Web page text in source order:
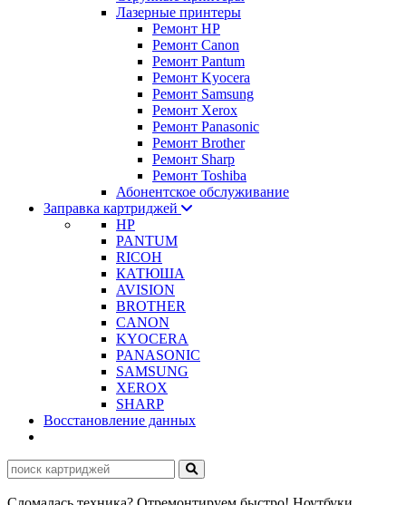
Лазерные принтеры
Ремонт HP
Ремонт Canon
Ремонт Pantum
Ремонт Kyocera
Ремонт Samsung
Ремонт Xerox
Ремонт Panasonic
Ремонт Brother
Ремонт Sharp
Ремонт Toshiba
Абонентское обслуживание
Заправка картриджей
HP
PANTUM
RICOH
КАТЮША
AVISION
BROTHER
CANON
KYOCERA
PANASONIC
SAMSUNG
XEROX
SHARP
Восстановление данных